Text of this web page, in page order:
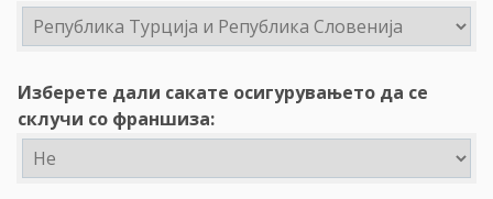
Изберете дали сакате осигурувањето да се
склучи со франшиза: